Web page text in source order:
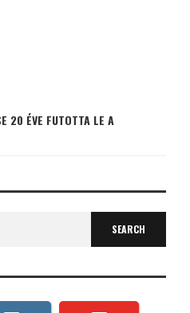
20 ÉVE FUTOTTA LE A